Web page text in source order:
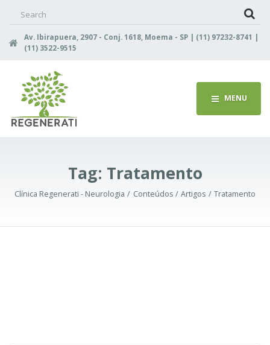
Av. Ibirapuera, 2907 - Conj. 1618, Moema - SP | (11) 97232-8741 |
(11) 3522-9515
MENU
Tag: Tratamento
Clínica Regenerati - Neurologia Conteúdos Artigos Tratamento